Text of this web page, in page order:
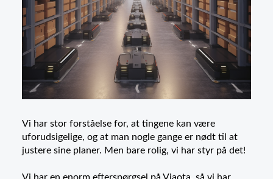
Vi har stor forståelse for, at tingene kan være
uforudsigelige, og at man nogle gange er nødt til at
justere sine planer. Men bare rolig, vi har styr på det!
Vi har en enorm efterspørgsel på Viaota, så vi har